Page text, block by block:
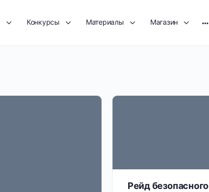
Конкурсы Материалы Магазин
Рейд безопасного